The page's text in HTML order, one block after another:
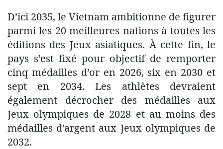
D’ici 2035, le Vietnam ambitionne de figurer
parmi les 20 meilleures nations à toutes les
éditions des Jeux asiatiques. À cette fin, le
pays s’est fixé pour objectif de remporter
cinq médailles d’or en 2026, six en 2030 et
sept en 2034. Les athlètes devraient
également décrocher des médailles aux
Jeux olympiques de 2028 et au moins des
médailles d’argent aux Jeux olympiques de
2032.